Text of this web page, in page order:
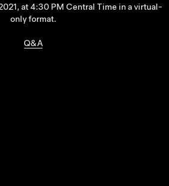
at 4:30 PM Central Time in a virtual-
only format.
Q&A